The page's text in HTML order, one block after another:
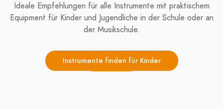
Ideale Empfehlungen für alle Instrumente mit praktischem
Equipment für Kinder und Jugendliche in der Schule oder an
der Musikschule.
Instrumente finden für Kinder